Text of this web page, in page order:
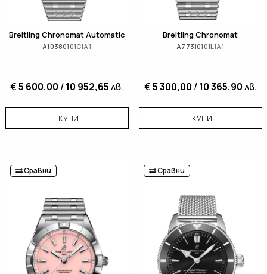
Breitling Chronomat Automatic
A10380101C1A1
€5 600,00 /10 952,65лв.
КУПИ
Breitling Chronomat
A77310101L1A1
€5 300,00 /10 365,90лв.
КУПИ
Сравни Сравни